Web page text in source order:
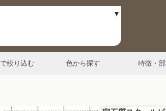
絞り込む 色から探す 特徴・